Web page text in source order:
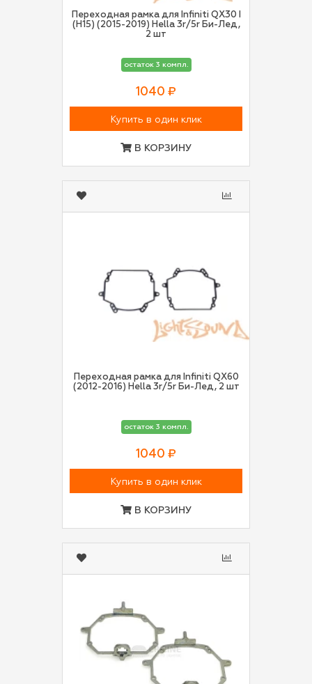
Переходная рамка для Infiniti QX30 I
(H15) (2015-2019) Hella 3r/5r Би-Лед,
2 шт
остаток 3 компл.
1040 ₽
Купить в один клик
В КОРЗИНУ
Переходная рамка для Infiniti QX60
(2012-2016) Hella 3r/5r Би-Лед, 2 шт
остаток 3 компл.
1040 ₽
Купить в один клик
В КОРЗИНУ